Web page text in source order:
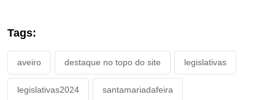
Tags:
aveiro destaque no topo do site legislativas
legislativas2024 santamariadafeira